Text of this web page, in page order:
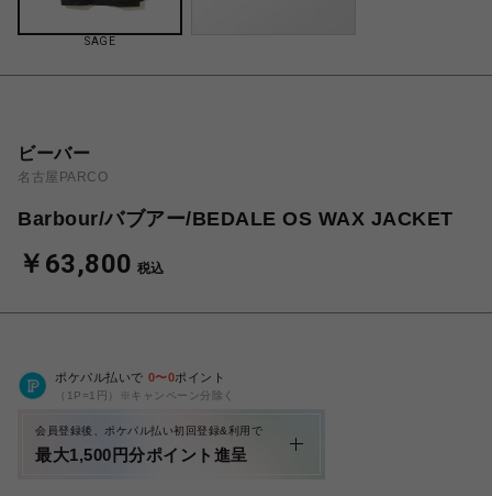
SAGE
ビーバー
名古屋PARCO
Barbour/バブアー/BEDALE OS WAX JACKET
￥63,800 税込
ポケパル払いで 0〜0ポイント
（1P=1円）※キャンペーン分除く
会員登録後、ポケパル払い初回登録&利用で
最大1,500円分ポイント進呈